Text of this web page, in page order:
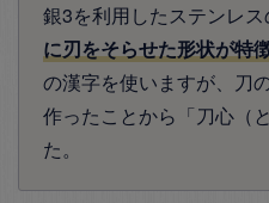
銀3を利用したステンレス
に刃をそらせた形状が特
の漢字を使いますが、刀
作ったことから「刀心（
た。